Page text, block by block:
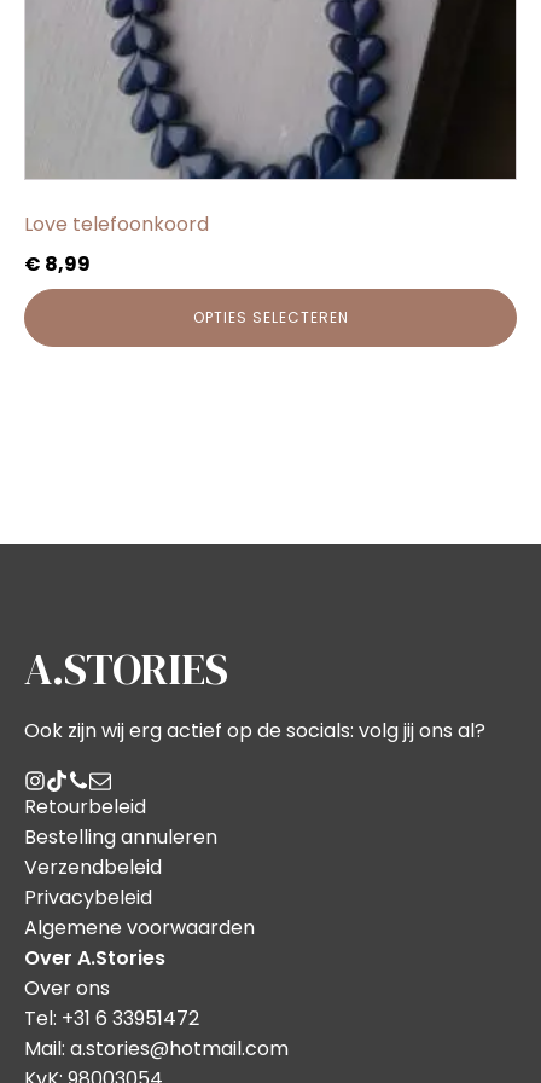
Love telefoonkoord
€ 8,99
OPTIES SELECTEREN
productpagina
A.STORIES
Ook zijn wij erg actief op de socials: volg jij ons al?
Retourbeleid
Bestelling annuleren
Verzendbeleid
Privacybeleid
Algemene voorwaarden
Over A.Stories
Over ons
Tel: +31 6 33951472
Mail: a.stories@hotmail.com